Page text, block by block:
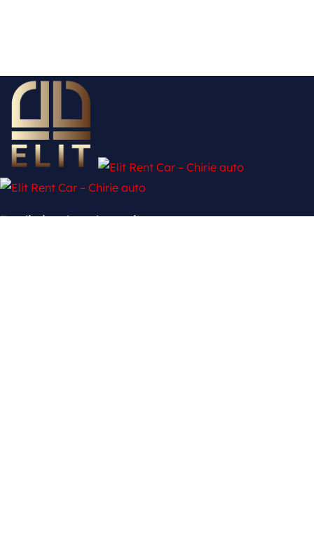
Fără limite, doar drumuri!